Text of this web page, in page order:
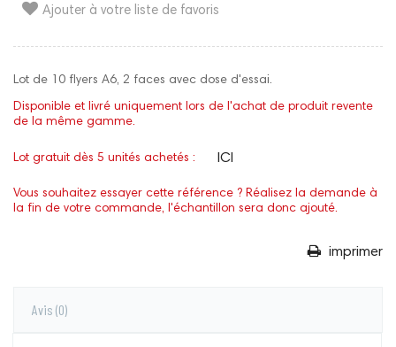
Ajouter à votre liste de favoris
Lot de 10 flyers A6, 2 faces avec dose d'essai.
Disponible et livré uniquement lors de l'achat de produit revente
de la même gamme.
Lot gratuit dès 5 unités achetés : ICI
Vous souhaitez essayer cette référence ? Réalisez la demande à
la fin de votre commande, l'échantillon sera donc ajouté.
imprimer
Avis (0)